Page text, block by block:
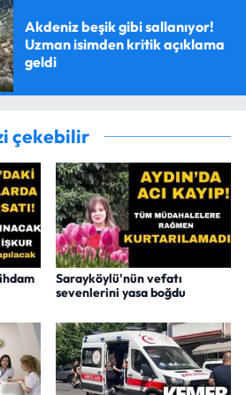
Akdeniz beşik gibi sallanıyor!
Uzman isimden kritik açıklama
geldi
çekebilir
Sarayköylü'nün vefatı
sevenlerini yasa boğdu